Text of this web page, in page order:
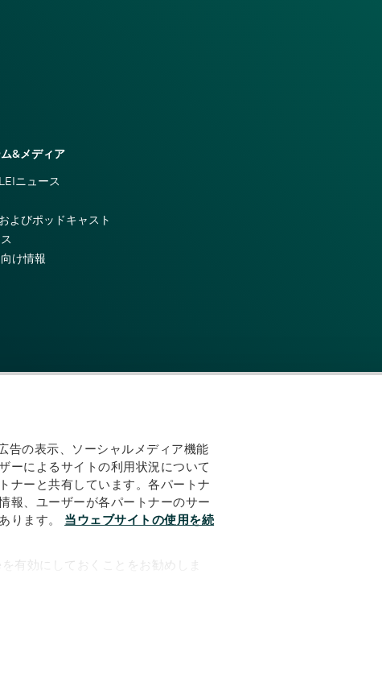
告の表示、ソーシャルメディア機能
ーによるサイトの利用状況について
ナーと共有しています。各パートナ
報、ユーザーが各パートナーのサー
ります。 当ウェブサイトの使用を続
有効にしておくことをお勧めしま
&メディア
ニュース
よびポッドキャスト
け情報